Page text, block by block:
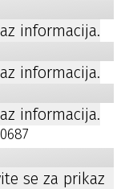
informacija.
informacija.
informacija.
se za prikaz